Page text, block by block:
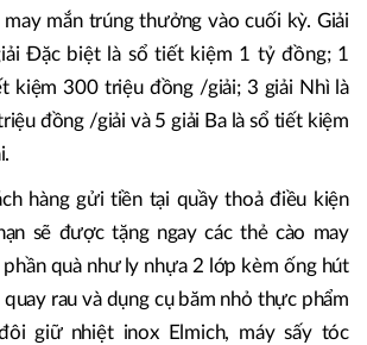
mắn trúng thưởng vào cuối kỳ. Giải
Đặc biệt là sổ tiết kiệm 1 tỷ đồng; 1
kiệm 300 triệu đồng /giải; 3 giải Nhì là
đồng /giải và 5 giải Ba là sổ tiết kiệm
hàng gửi tiền tại quầy thoả điều kiện
sẽ được tặng ngay các thẻ cào may
phần quà như ly nhựa 2 lớp kèm ống hút
rau và dụng cụ băm nhỏ thực phẩm
giữ nhiệt inox Elmich, máy sấy tóc